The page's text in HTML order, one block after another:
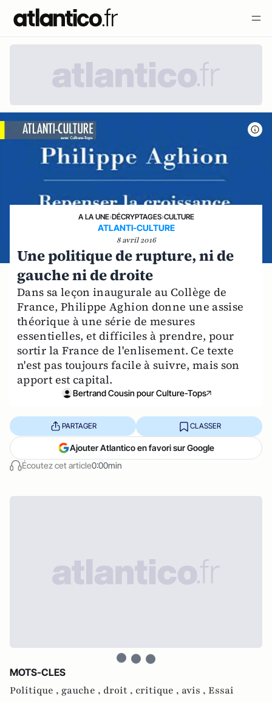
A LA UNE›DÉCRYPTAGES›CULTURE
ATLANTI-CULTURE
8 avril 2016
Une politique de rupture, ni de
gauche ni de droite
Dans sa leçon inaugurale au Collège de
France, Philippe Aghion donne une assise
théorique à une série de mesures
essentielles, et difficiles à prendre, pour
sortir la France de l'enlisement. Ce texte
n'est pas toujours facile à suivre, mais son
apport est capital.
Bertrand Cousin pour Culture-Tops
Écoutez cet article0:00min
PARTAGER CLASSER
Ajouter Atlantico en favori sur Google
MOTS-CLES
Politique , gauche , droit , critique , avis , Essai